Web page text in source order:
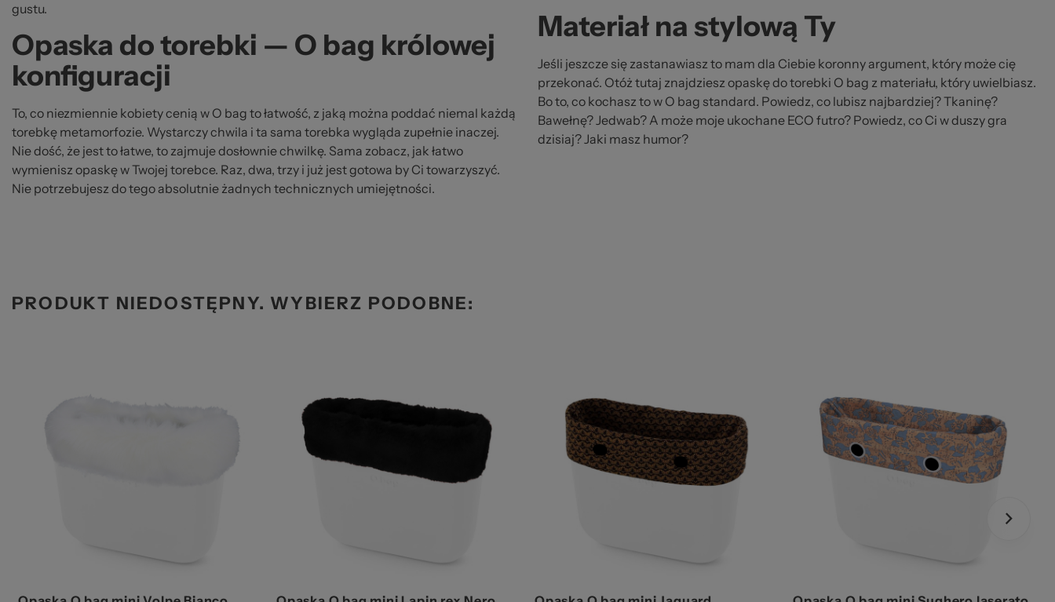
gustu.
Opaska do torebki — O bag królowej
konfiguracji
To, co niezmiennie kobiety cenią w O bag to łatwość, z jaką można poddać niemal każdą
torebkę metamorfozie. Wystarczy chwila i ta sama torebka wygląda zupełnie inaczej.
Nie dość, że jest to łatwe, to zajmuje dosłownie chwilkę. Sama zobacz, jak łatwo
wymienisz opaskę w Twojej torebce. Raz, dwa, trzy i już jest gotowa by Ci towarzyszyć.
Nie potrzebujesz do tego absolutnie żadnych technicznych umiejętności.
Materiał na stylową Ty
Jeśli jeszcze się zastanawiasz to mam dla Ciebie koronny argument, który może cię
przekonać. Otóż tutaj znajdziesz opaskę do torebki O bag z materiału, który uwielbiasz.
Bo to, co kochasz to w O bag standard. Powiedz, co lubisz najbardziej? Tkaninę?
Bawełnę? Jedwab? A może moje ukochane ECO futro? Powiedz, co Ci w duszy gra
dzisiaj? Jaki masz humor?
PRODUKT NIEDOSTĘPNY. WYBIERZ PODOBNE: